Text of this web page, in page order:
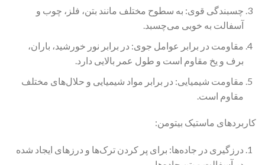
چسبندگی قوی: به سطوح مختلف مانند بتن، فلز، چوب و
آسفالت به خوبی می‌چسبد.
مقاومت در برابر عوامل جوی: در برابر نور خورشید، باران،
برف و یخ مقاوم است و طول عمر بالایی دارد.
مقاومت شیمیایی: در برابر مواد شیمیایی و حلال‌های مختلف
مقاوم است.
کاربردهای ماستیک بیتومن:
درزگیری در جاده‌ها: برای پر کردن ترک‌ها و درزهای ایجاد شده